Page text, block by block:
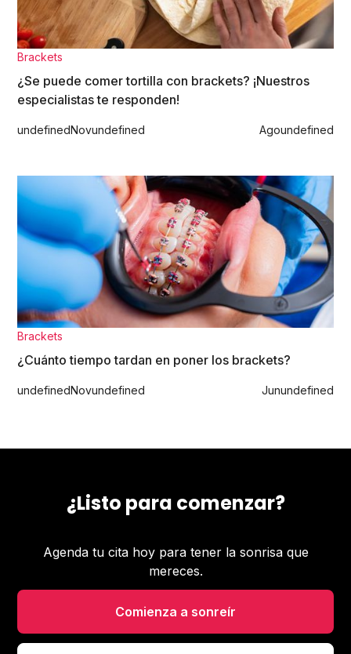
Brackets
¿Se puede comer tortilla con brackets? ¡Nuestros
especialistas te responden!
undefinedNovundefined Agoundefined
Brackets
¿Cuánto tiempo tardan en poner los brackets?
undefinedNovundefined Junundefined
¿Listo para comenzar?
Agenda tu cita hoy para tener la sonrisa que
mereces.
Comienza a sonreír